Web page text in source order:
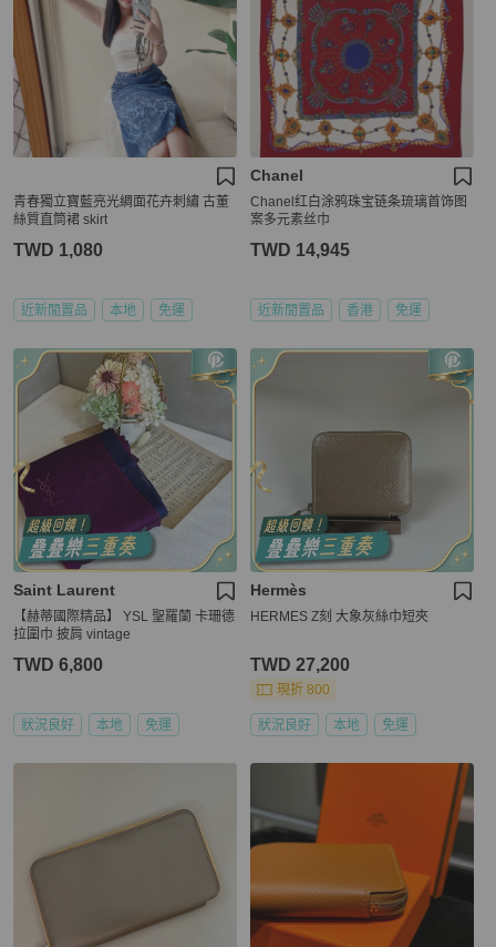
青春獨立寶藍亮光綢面花卉刺繡 古董
絲質直筒裙 skirt
TWD 1,080
近新閒置品 本地 免運
Chanel
Chanel红白涂鸦珠宝链条琉璃首饰图
案多元素丝巾
TWD 14,945
近新閒置品 香港 免運
Saint Laurent
【赫蒂國際精品】 YSL 聖羅蘭 卡珊德
拉圍巾 披肩 vintage
TWD 6,800
狀況良好 本地 免運
Hermès
HERMES Z刻 大象灰絲巾短夾
TWD 27,200
現折 800
狀況良好 本地 免運